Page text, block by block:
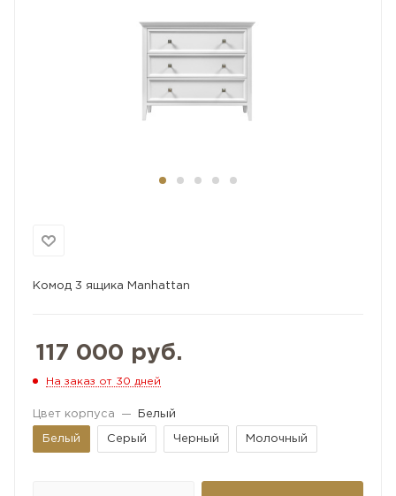
Комод 3 ящика Manhattan
117 000 руб.
На заказ от 30 дней
Цвет корпуса — Белый
Белый Серый Черный Молочный